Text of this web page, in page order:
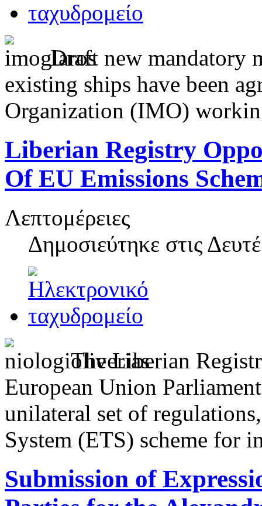
Draft new mandatory
existing ships have been
Organization (IMO)
Liberian Registry
Of EU Emissions
Λεπτομέρειες
Δημοσιεύτηκε στις
The Liberian
European Union
unilateral set of
System (ETS) scheme for
Submission of